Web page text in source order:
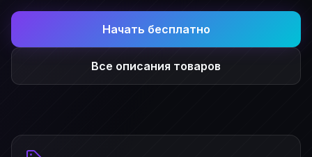
Начать бесплатно
Все описания товаров